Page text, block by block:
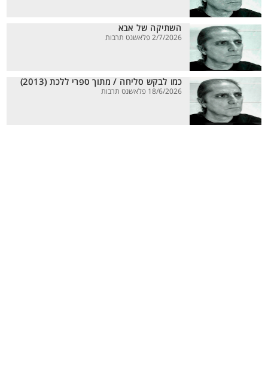
השתיקה של אבא
2/7/2026 פלאשנט תרבות
כמו לבקש סליחה / מתוך ספרי ללכת (2013)
18/6/2026 פלאשנט תרבות